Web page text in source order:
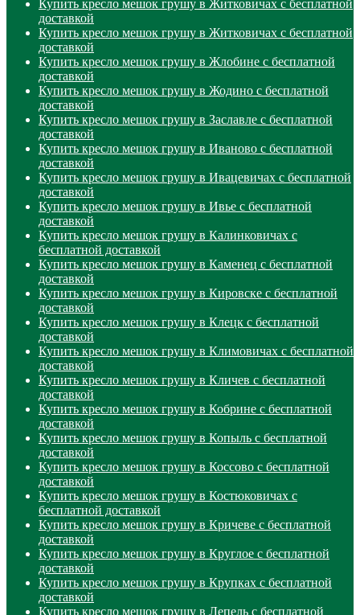
Купить кресло мешок грушу в Житковичах с бесплатной
доставкой
Купить кресло мешок грушу в Житковичах с бесплатной
доставкой
Купить кресло мешок грушу в Жлобине с бесплатной
доставкой
Купить кресло мешок грушу в Жодино с бесплатной
доставкой
Купить кресло мешок грушу в Заславле с бесплатной
доставкой
Купить кресло мешок грушу в Иваново с бесплатной
доставкой
Купить кресло мешок грушу в Ивацевичах с бесплатной
доставкой
Купить кресло мешок грушу в Ивье с бесплатной
доставкой
Купить кресло мешок грушу в Калинковичах с
бесплатной доставкой
Купить кресло мешок грушу в Каменец с бесплатной
доставкой
Купить кресло мешок грушу в Кировске с бесплатной
доставкой
Купить кресло мешок грушу в Клецк с бесплатной
доставкой
Купить кресло мешок грушу в Климовичах с бесплатной
доставкой
Купить кресло мешок грушу в Кличев с бесплатной
доставкой
Купить кресло мешок грушу в Кобрине с бесплатной
доставкой
Купить кресло мешок грушу в Копыль с бесплатной
доставкой
Купить кресло мешок грушу в Коссово с бесплатной
доставкой
Купить кресло мешок грушу в Костюковичах с
бесплатной доставкой
Купить кресло мешок грушу в Кричеве с бесплатной
доставкой
Купить кресло мешок грушу в Круглое с бесплатной
доставкой
Купить кресло мешок грушу в Крупках с бесплатной
доставкой
Купить кресло мешок грушу в Лепель с бесплатной